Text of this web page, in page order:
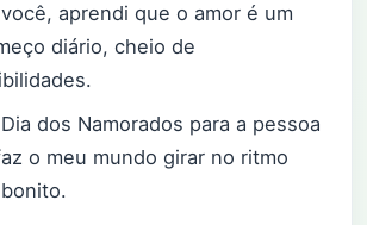
aprendi que o amor é um
diário, cheio de
dos Namorados para a pessoa
o meu mundo girar no ritmo